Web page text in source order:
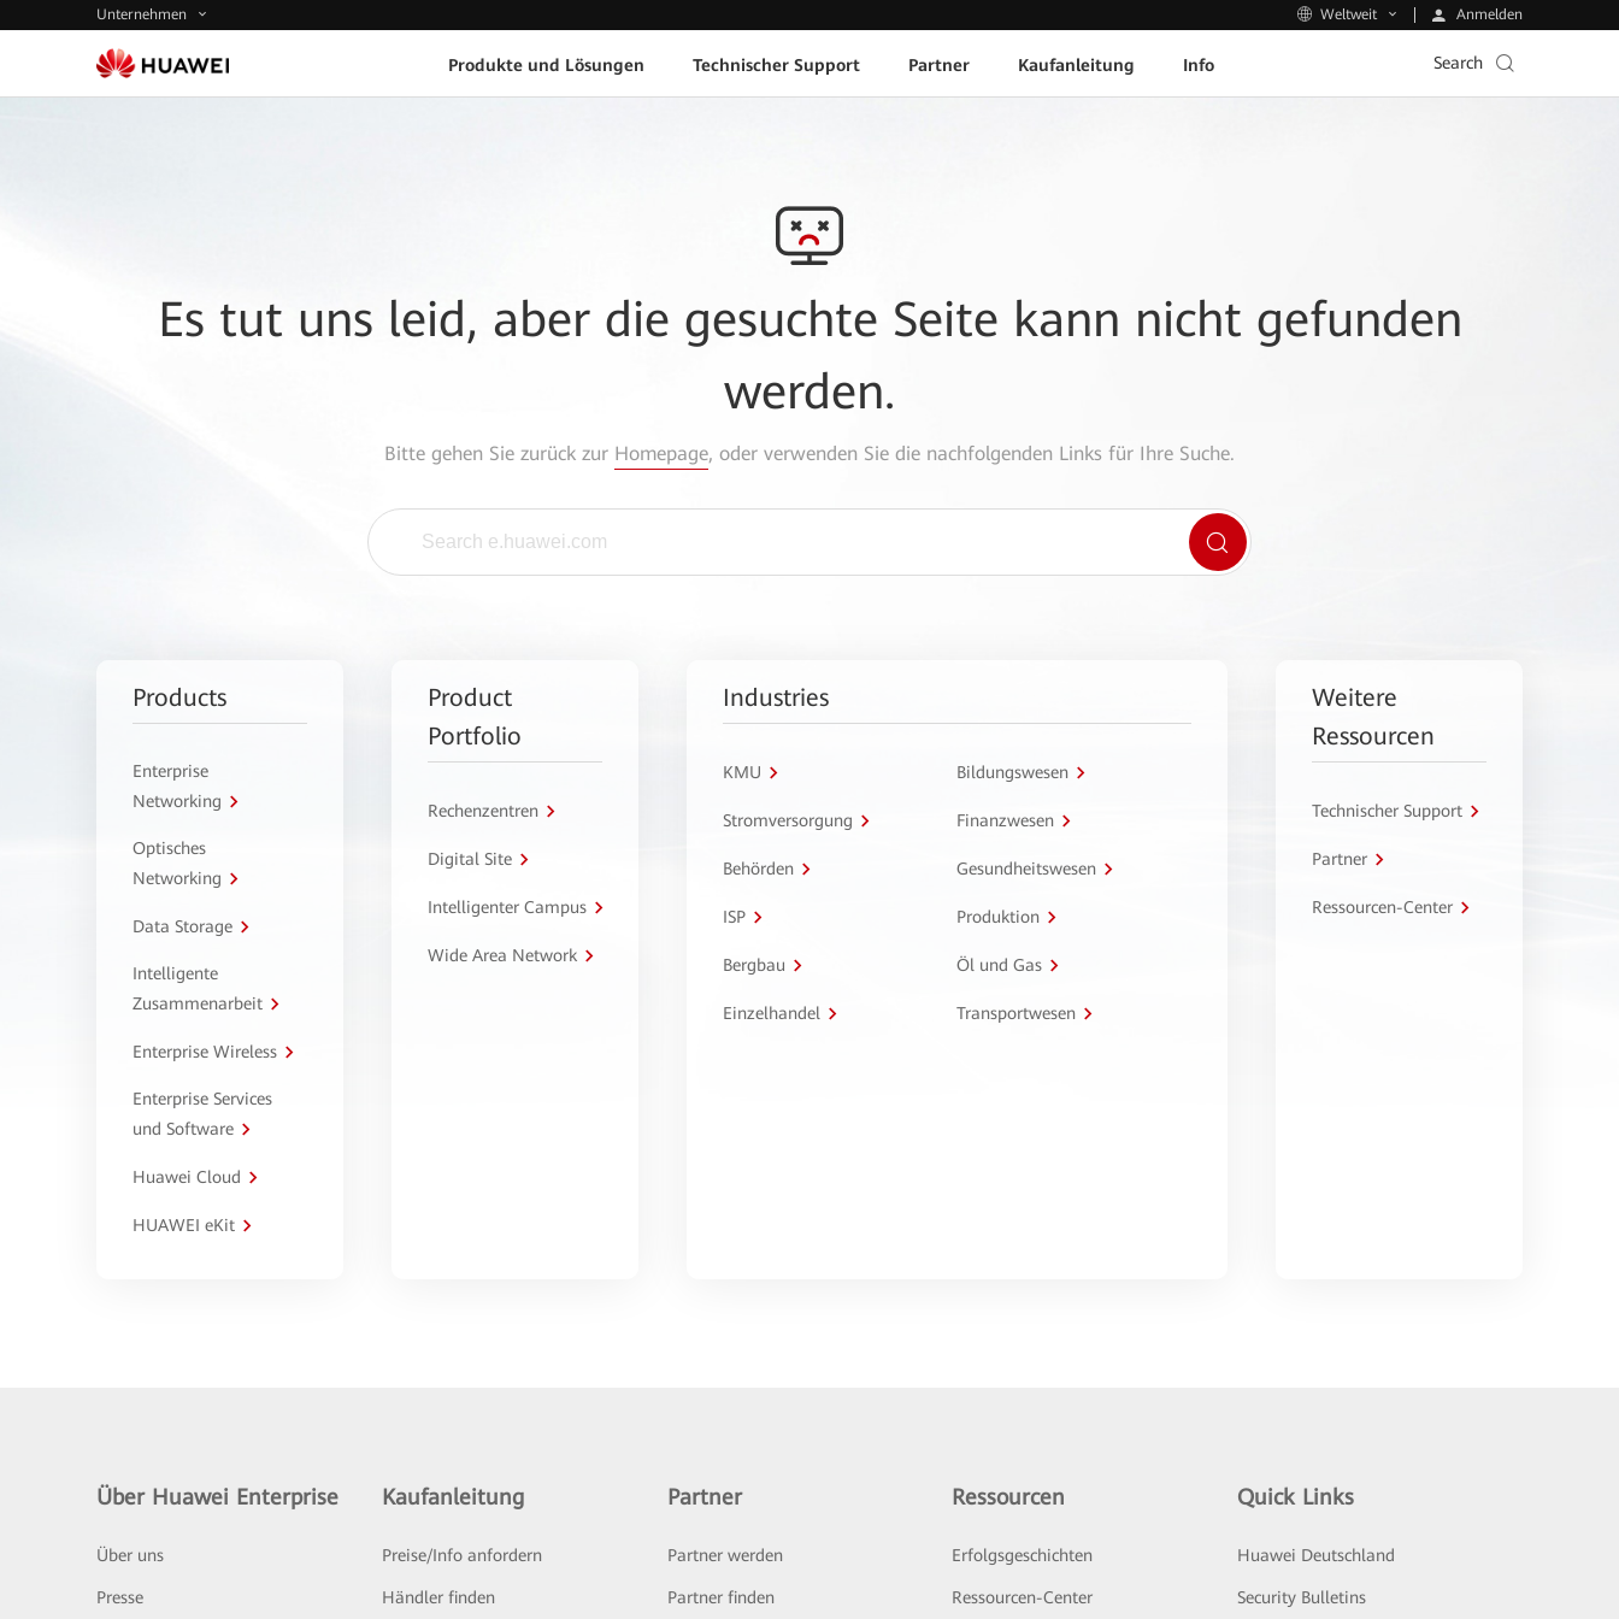
Unternehmen Weltweit Anmelden
Produkte und Lösungen Technischer Support Partner Kaufanleitung Info Search
Es tut uns leid, aber die gesuchte Seite kann nicht gefunden
werden.
Bitte gehen Sie zurück zur Homepage, oder verwenden Sie die nachfolgenden Links für Ihre Suche.
Products
Enterprise
Networking
Optisches
Networking
Data Storage
Intelligente
Zusammenarbeit
Enterprise Wireless
Enterprise Services
und Software
Huawei Cloud
HUAWEI eKit
Product
Portfolio
Rechenzentren
Digital Site
Intelligenter Campus
Wide Area Network
Industries
KMU Bildungswesen
Stromversorgung Finanzwesen
Behörden Gesundheitswesen
ISP Produktion
Bergbau Öl und Gas
Einzelhandel Transportwesen
Weitere
Ressourcen
Technischer Support
Partner
Ressourcen-Center
Über Huawei Enterprise
Über uns
Presse
Kaufanleitung
Preise/Info anfordern
Händler finden
Partner
Partner werden
Partner finden
Ressourcen
Erfolgsgeschichten
Ressourcen-Center
Quick Links
Huawei Deutschland
Security Bulletins